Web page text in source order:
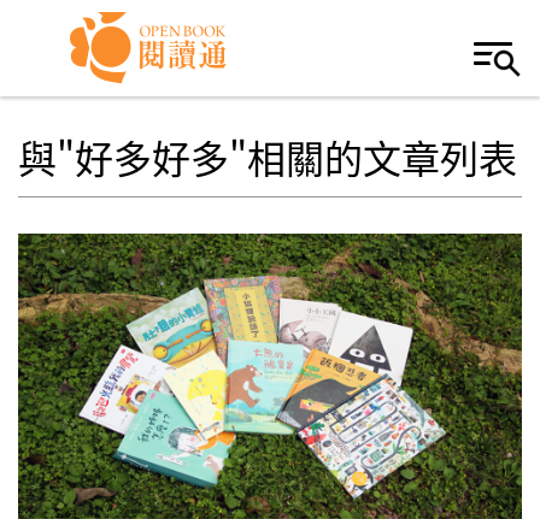
Skip to navigation
移至主內容
與"好多好多"相關的文章列表